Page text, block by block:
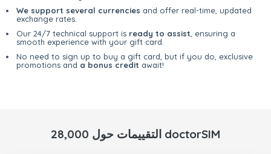
We support several currencies and offer real-time, updated
exchange rates.
Our 24/7 technical support is ready to assist , ensuring a
smooth experience with your gift card.
No need to sign up to buy a gift card, but if you do, exclusive
promotions and a bonus credit await!
28,000 التقييمات حول doctorSIM